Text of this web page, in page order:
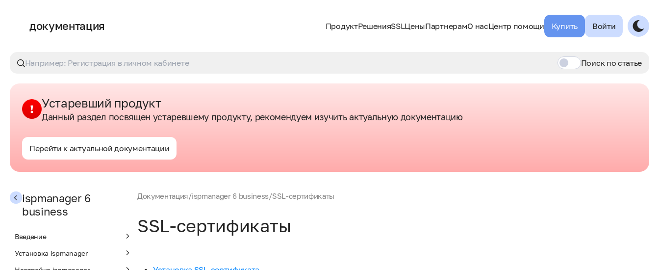
документация ПродуктРешенияSSLЦеныПартнерамО насЦентр помощи Купить Войти
Поиск по статье
Устаревший продукт
Данный раздел посвящен устаревшему продукту, рекомендуем изучить актуальную документацию
Перейти к актуальной документации
ispmanager 6
business
Введение
Установка ispmanager
Документация/ispmanager 6 business/SSL-сертификаты
SSL-сертификаты